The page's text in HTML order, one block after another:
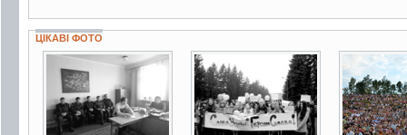
ЦІКАВІ ФОТО
5 фото 3 фото 28 фото